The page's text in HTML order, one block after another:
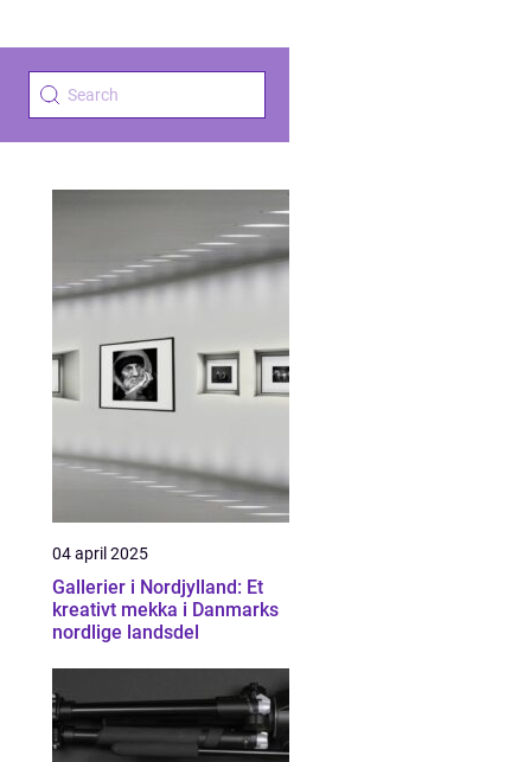
04 april 2025
Gallerier i Nordjylland: Et
kreativt mekka i Danmarks
nordlige landsdel